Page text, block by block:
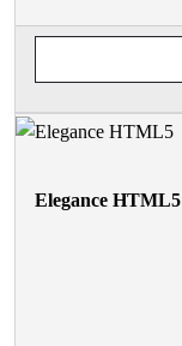
Elegance HTML5